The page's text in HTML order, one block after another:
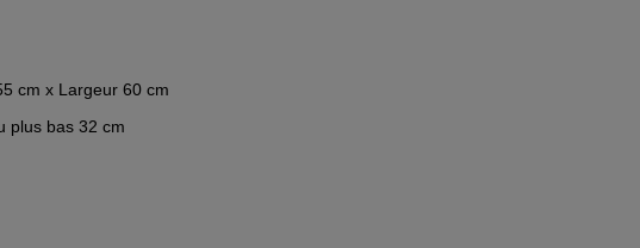
cm x Largeur 60 cm
plus bas 32 cm